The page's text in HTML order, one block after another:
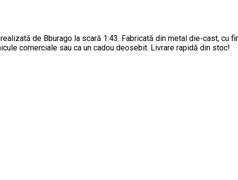
de Bburago la scară 1:43. Fabricată din metal die-cast, cu
comerciale sau ca un cadou deosebit. Livrare rapidă din stoc!